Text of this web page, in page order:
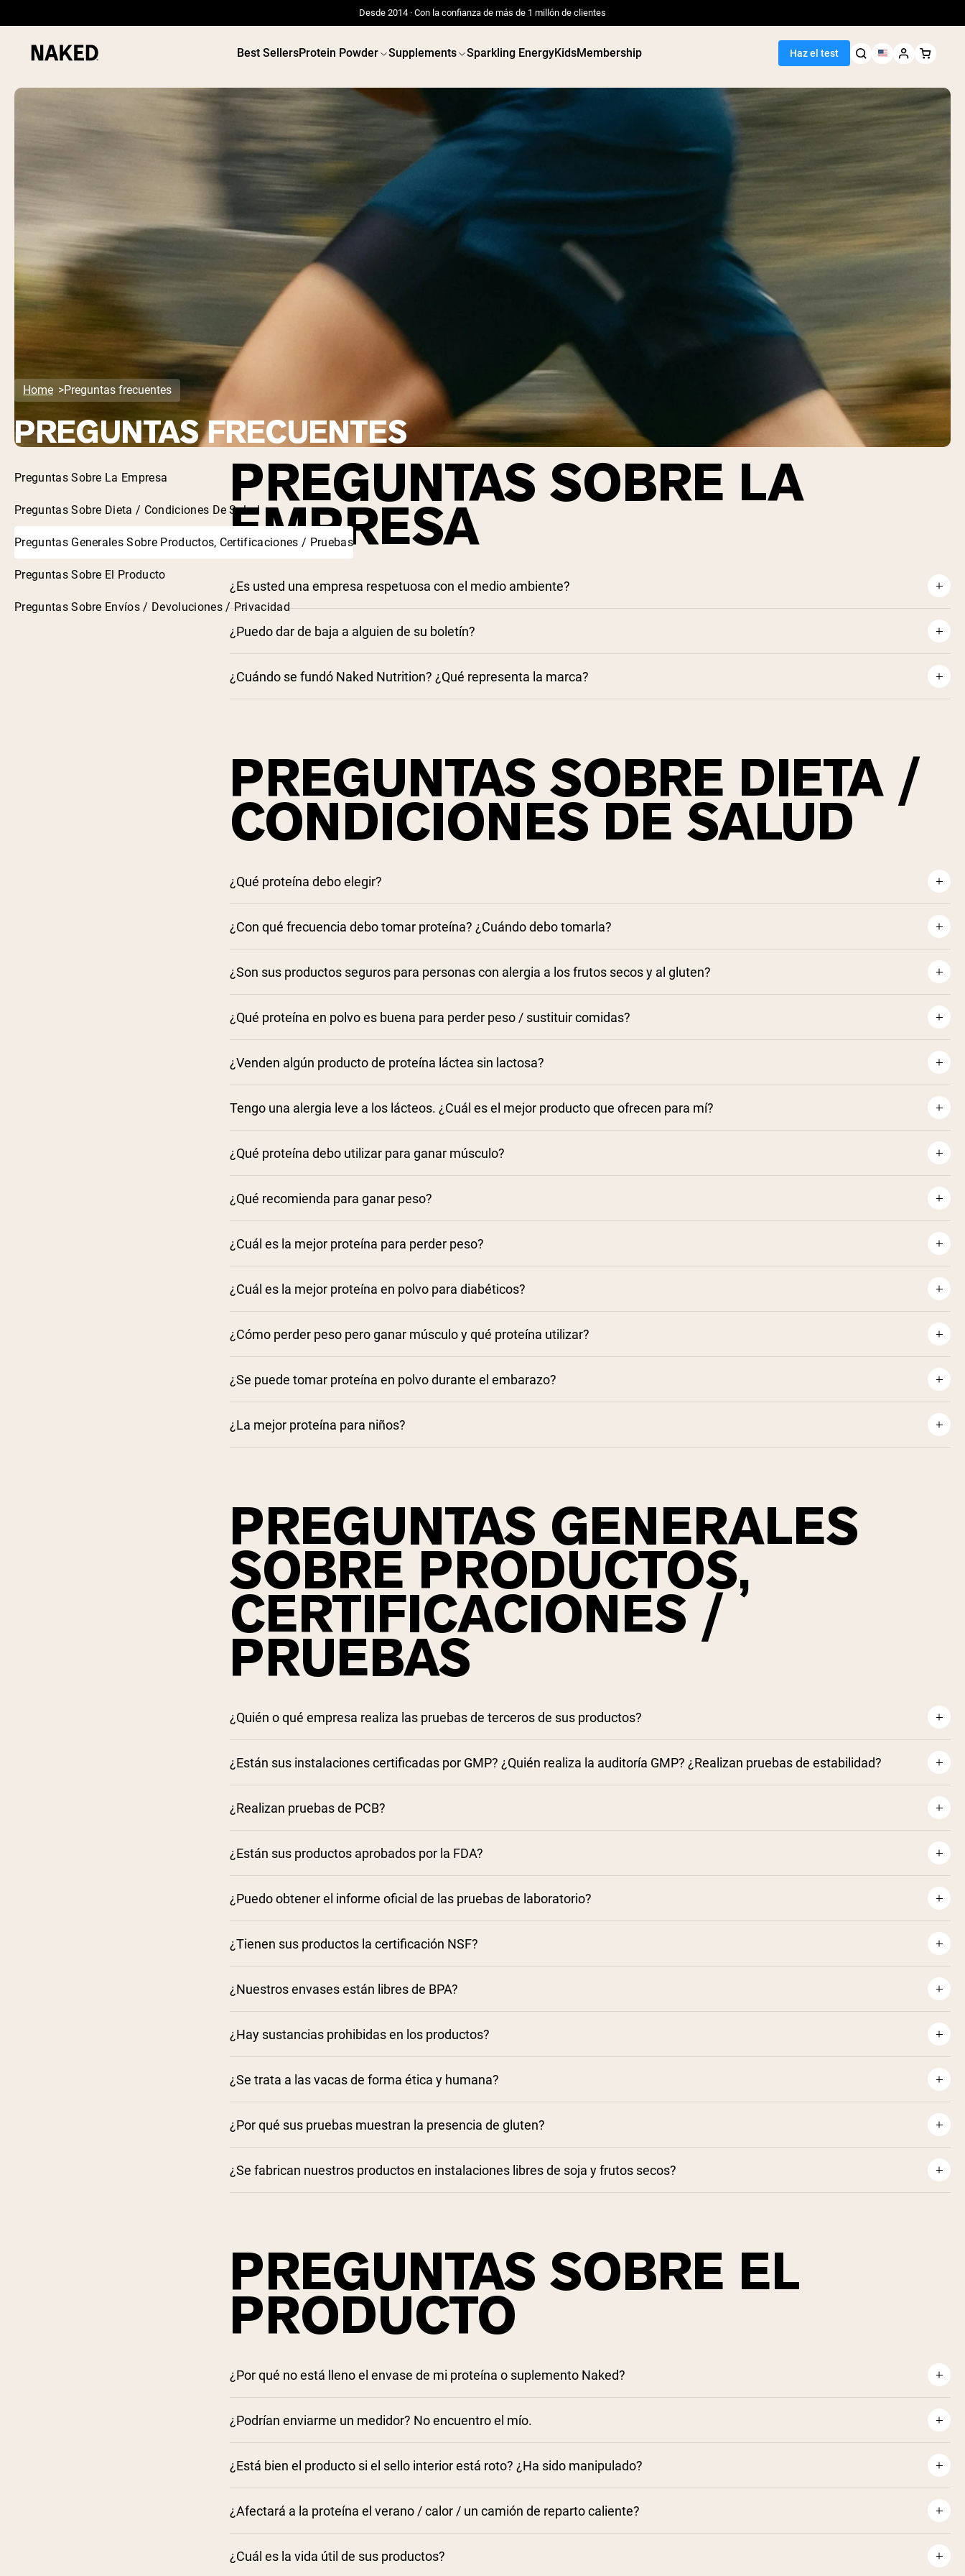
Desde 2014 · Con la confianza de más de 1 millón de clientes
Best SellersProtein Powder Supplements Sparkling EnergyKidsMembership Haz el test
”Protein Powder“
”Overnight Oats“
”Vegan protein“
”Collagen“
”Micellar Casein“
Home Preguntas frecuentes
PREGUNTAS FRECUENTES
Preguntas Sobre La Empresa
Preguntas Sobre Dieta / Condiciones De Salud
Preguntas Generales Sobre Productos, Certificaciones / Pruebas
Preguntas Sobre El Producto
Preguntas Sobre Envíos / Devoluciones / Privacidad
PREGUNTAS SOBRE LA
EMPRESA
¿Es usted una empresa respetuosa con el medio ambiente?
¿Puedo dar de baja a alguien de su boletín?
¿Cuándo se fundó Naked Nutrition? ¿Qué representa la marca?
PREGUNTAS SOBRE DIETA /
CONDICIONES DE SALUD
¿Qué proteína debo elegir?
¿Con qué frecuencia debo tomar proteína? ¿Cuándo debo tomarla?
¿Son sus productos seguros para personas con alergia a los frutos secos y al gluten?
¿Qué proteína en polvo es buena para perder peso / sustituir comidas?
¿Venden algún producto de proteína láctea sin lactosa?
Tengo una alergia leve a los lácteos. ¿Cuál es el mejor producto que ofrecen para mí?
¿Qué proteína debo utilizar para ganar músculo?
¿Qué recomienda para ganar peso?
¿Cuál es la mejor proteína para perder peso?
Uso de la proteína de suero para perder peso
¿Cuál es la mejor proteína en polvo para diabéticos?
¿Cómo perder peso pero ganar músculo y qué proteína utilizar?
de pastoreo ayuda a desarrollar músculo
¿Se puede tomar proteína en polvo durante el embarazo?
¿La mejor proteína para niños?
PREGUNTAS GENERALES
SOBRE PRODUCTOS,
CERTIFICACIONES /
PRUEBAS
¿Quién o qué empresa realiza las pruebas de terceros de sus productos?
¿Están sus instalaciones certificadas por GMP? ¿Quién realiza la auditoría GMP? ¿Realizan pruebas de estabilidad?
¿Realizan pruebas de PCB?
¿Están sus productos aprobados por la FDA?
¿Puedo obtener el informe oficial de las pruebas de laboratorio?
¿Tienen sus productos la certificación NSF?
¿Nuestros envases están libres de BPA?
¿Hay sustancias prohibidas en los productos?
¿Se trata a las vacas de forma ética y humana?
¿Por qué sus pruebas muestran la presencia de gluten?
¿Se fabrican nuestros productos en instalaciones libres de soja y frutos secos?
PREGUNTAS SOBRE EL
PRODUCTO
¿Por qué no está lleno el envase de mi proteína o suplemento Naked?
¿Podrían enviarme un medidor? No encuentro el mío.
¿Está bien el producto si el sello interior está roto? ¿Ha sido manipulado?
¿Afectará a la proteína el verano / calor / un camión de reparto caliente?
¿Cuál es la vida útil de sus productos?
Shipping Country: Language:
Comprar Ahora